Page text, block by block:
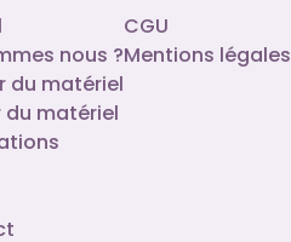
nous ?
du matériel
du matériel
CGU
Mentions légales